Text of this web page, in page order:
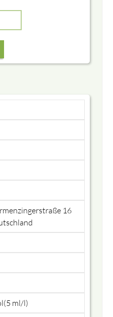
16
ml/l)